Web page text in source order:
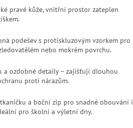
pravé kůže, vnitřní prostor zateplen
podešev s protiskluzovým vzorkem pro
nebo mokrém povrchu.
a ozdobné detaily – zajišťují dlouhou
proti nárazům.
a boční zip pro snadné obouvání i
pro školní a výletní dny.